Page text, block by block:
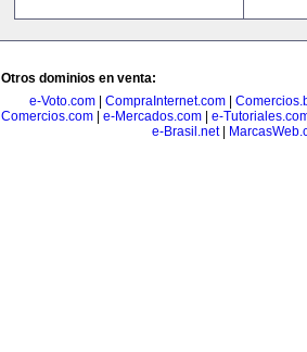
Otros dominios en venta:
e-Voto.com
CompraInternet.com
Comercios.com
e-Mercados.com
e-
e-Brasil.net|